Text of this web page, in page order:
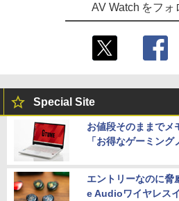
AV Watch をフォ
Special Site
お値段そのままでメ
「お得なゲーミング
エントリーなのに
e Audioワイヤレス